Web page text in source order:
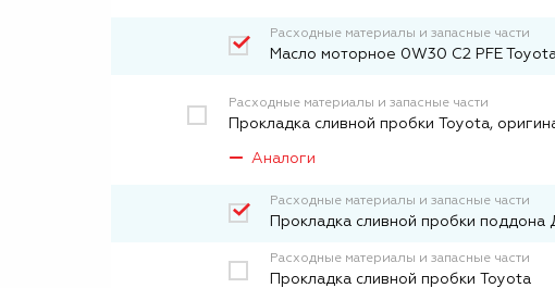
Расходные материалы и запасные части
Масло моторное 0W30 C2 PFE
Расходные материалы и запасные части
Прокладка сливной пробки Toyota,
Аналоги
Расходные материалы и запасные части
Прокладка сливной пробки
Расходные материалы и запасные части
Прокладка сливной пробки Toyota